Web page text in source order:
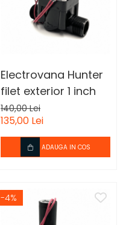
Electrovana Hunter
filet exterior 1 inch
140,00 Lei
135,00 Lei
ADAUGA IN COS
-4%